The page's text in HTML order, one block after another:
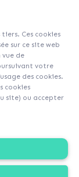
Ces cookies
sur ce site web
de
votre
des cookies.
cookies
site) ou accepter